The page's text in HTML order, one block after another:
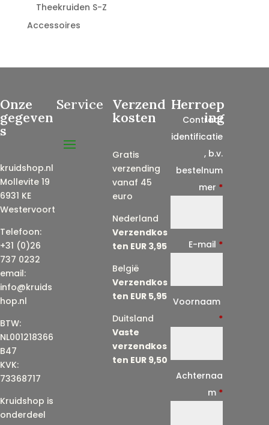
Theekruiden S-Z
Accessoires
Onze
gegeven
s
kruidshop.nl
Mollevite 19
6931 KE
Westervoort
Telefoon:
+31 (0)26
737 0232
email:
info@kruids
hop.nl
BTW:
NL001218366
B47
KVK:
73368717
Kruidshop is
onderdeel
Service Verzend
kosten
Gratis
verzending
vanaf 45
euro
Nederland
Verzendkos
ten EUR 3,95
België
Verzendkos
ten EUR 5,95
Duitsland
Vaste
verzendkos
ten EUR 9,50
Herroep
ing
Contract
identificatie
, b.v.
bestelnum
mer *
E-mail *
Voornaam
*
Achternaa
m *